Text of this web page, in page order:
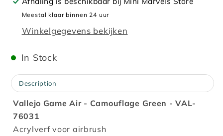
-
18ml
-
18ml
Meestal klaar binnen 24 uur
Winkelgegevens bekijken
In Stock
Description
Vallejo Game Air - Camouflage Green - VAL-
76031
Acrylverf voor airbrush